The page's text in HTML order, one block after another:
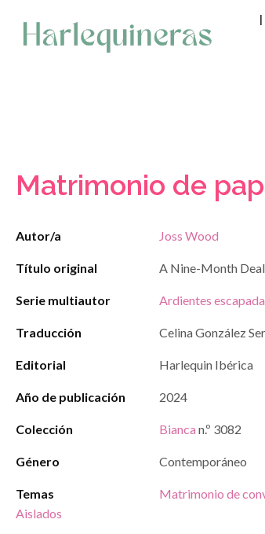
contenido
Matrimonio de
Autor/a Joss Wood
Título original A Nine-Month
Serie multiautor Ardientes
Traducción Celina González
Editorial Harlequin Ibérica
Año de publicación 2024
Colección Bianca n.º 3082
Género Contemporáneo
Temas Matrimonio de
Aislados